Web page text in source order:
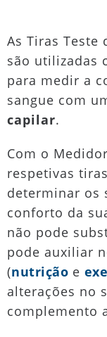
As Tiras Teste
são utilizadas
para medir a
sangue com
capilar.
Com o
respetivas
determinar os
conforto da
não pode
pode auxiliar
(nutrição e
alterações no
complemento